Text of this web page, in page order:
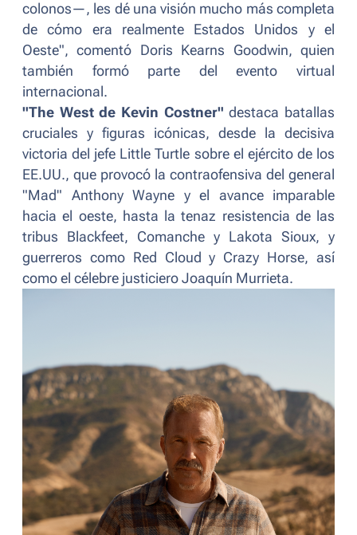
colonos—, les dé una visión mucho más completa
de cómo era realmente Estados Unidos y el
Oeste", comentó Doris Kearns Goodwin, quien
también formó parte del evento virtual
internacional.
"The West de Kevin Costner" destaca batallas
cruciales y figuras icónicas, desde la decisiva
victoria del jefe Little Turtle sobre el ejército de los
EE.UU., que provocó la contraofensiva del general
"Mad" Anthony Wayne y el avance imparable
hacia el oeste, hasta la tenaz resistencia de las
tribus Blackfeet, Comanche y Lakota Sioux, y
guerreros como Red Cloud y Crazy Horse, así
como el célebre justiciero Joaquín Murrieta.